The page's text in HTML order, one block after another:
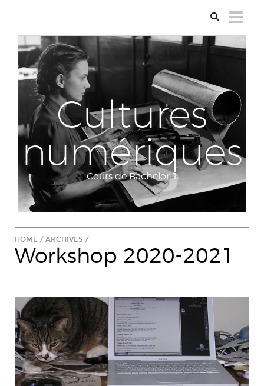
Cultures
numériques
Cours de Bachelor 1
HOME / ARCHIVES /
Workshop 2020-2021